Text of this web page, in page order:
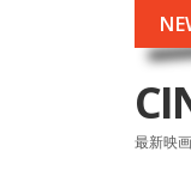
最新映